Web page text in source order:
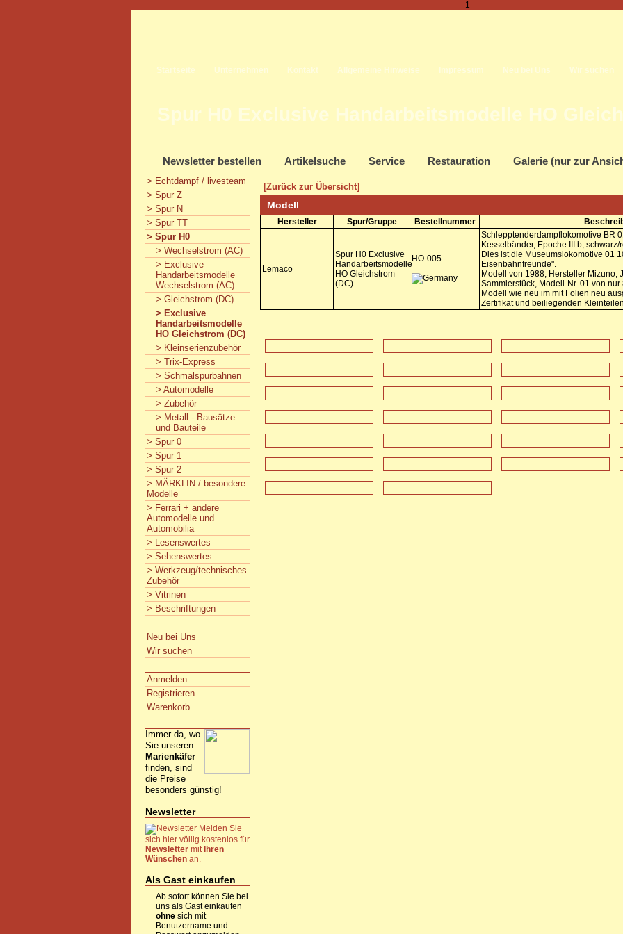
1
Startseite Unternehmen Kontakt Allgemeine Hinweise Impressum Neu bei Uns Wir suchen
Spur H0 Exclusive Handarbeitsmodelle HO
Newsletter bestellen Artikelsuche Service Restauration Galerie (nur zur
> Echtdampf / livesteam
> Spur Z
> Spur N
> Spur TT
> Spur H0
> Wechselstrom (AC)
> Exclusive
Handarbeitsmodelle
Wechselstrom (AC)
> Gleichstrom (DC)
> Exclusive
Handarbeitsmodelle
HO Gleichstrom (DC)
> Kleinserienzubehör
> Trix-Express
> Schmalspurbahnen
> Automodelle
> Zubehör
> Metall - Bausätze
und Bauteile
> Spur 0
> Spur 1
> Spur 2
> MÄRKLIN / besondere
Modelle
> Ferrari + andere
Automodelle und
Automobilia
> Lesenswertes
> Sehenswertes
> Werkzeug/technisches
Zubehör
> Vitrinen
> Beschriftungen
Neu bei Uns
Wir suchen
Anmelden
Registrieren
Warenkorb
Immer da, wo
Sie unseren
Marienkäfer
finden, sind
die Preise
besonders günstig!
Newsletter
Melden Sie
sich hier völlig kostenlos für
Newsletter mit Ihren
Wünschen an.
Als Gast einkaufen
Ab sofort können Sie bei
uns als Gast einkaufen
ohne sich mit
Benutzername und
[Zurück zur Übersicht]
Modell
Hersteller Spur/Gruppe Bestellnummer
Lemaco
Spur H0 Exclusive
Handarbeitsmodelle
HO Gleichstrom
(DC)
HO-005
Schlepptenderdampflokomotive BR
Kesselbänder, Epoche III b, schwarz/
Dies ist die Museumslokomotive 01
Eisenbahnfreunde".
Modell von 1988, Hersteller Mizuno,
Sammlerstück, Modell-Nr. 01 von
Modell wie neu im mit Folien neu
Zertifikat und beiliegenden